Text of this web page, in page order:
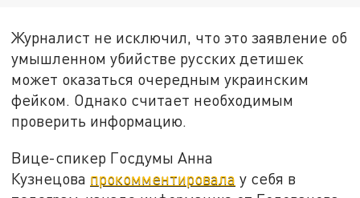
Журналист не исключил, что это заявление об
умышленном убийстве русских детишек
может оказаться очередным украинским
фейком. Однако считает необходимым
проверить информацию.
Вице-спикер Госдумы Анна
Кузнецова прокомментировала у себя в